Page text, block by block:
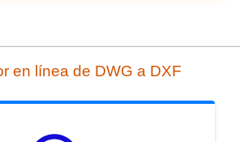
en línea de DWG a DXF